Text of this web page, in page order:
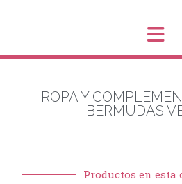
ROPA Y
BERMUDAS
Productos en esta